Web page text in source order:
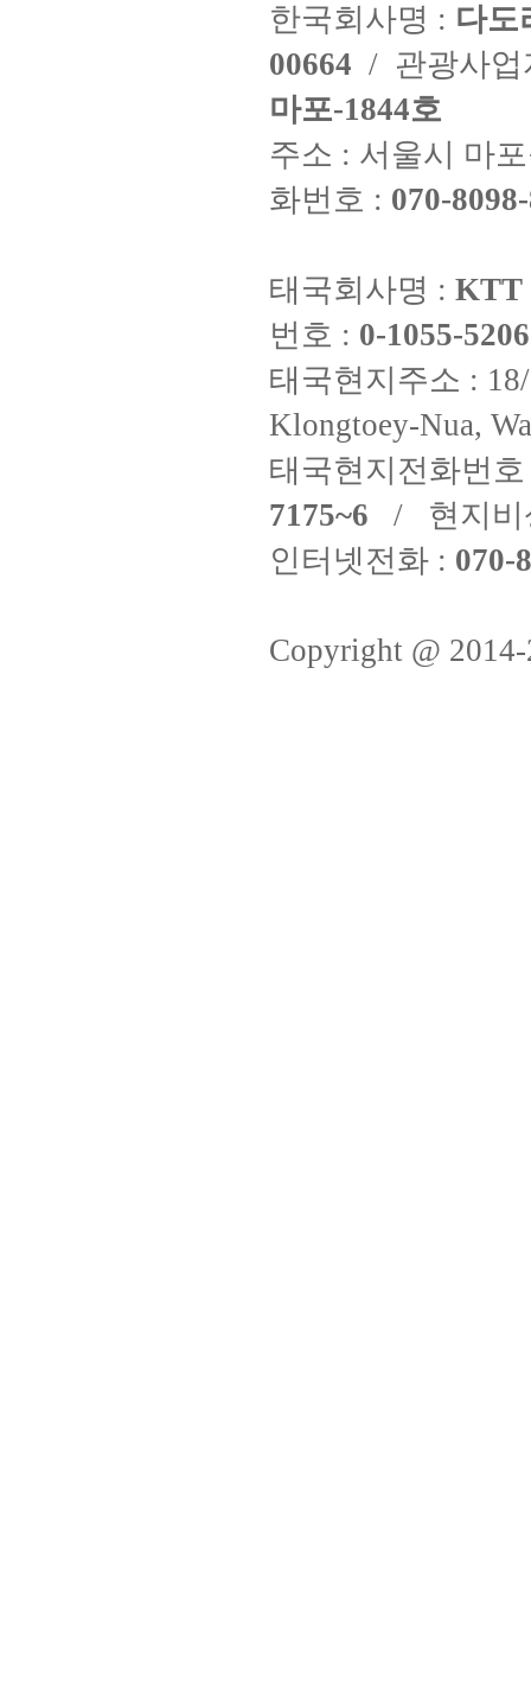
한국회사명 : 다도
00664 / 관광사
마포-1844호
주소 : 서울시 마
화번호 : 070-
태국회사명 : KTT
번호 : 0-1055-
태국현지주소 :
Klongtoey-Nua,
태국현지전화번
7175~6 / 현지비
인터넷전화 : 070-
Copyright @